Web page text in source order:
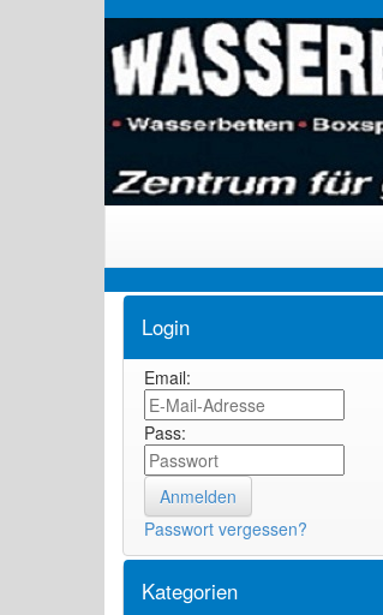
Login
Email:
Pass:
Passwort vergessen?
Kategorien